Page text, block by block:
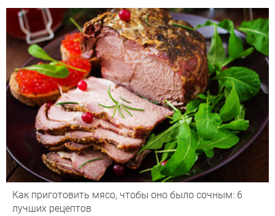
Как приготовить мясо, чтобы оно было сочным: 6
лучших рецептов